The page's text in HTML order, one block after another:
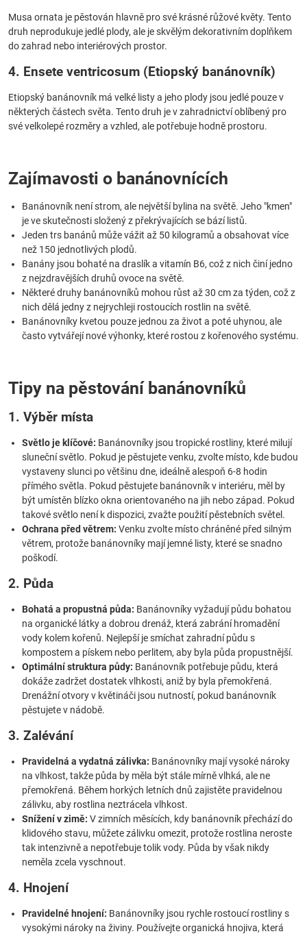
Musa ornata je pěstován hlavně pro své krásné růžové květy. Tento
druh neprodukuje jedlé plody, ale je skvělým dekorativním doplňkem
do zahrad nebo interiérových prostor.
4. Ensete ventricosum (Etiopský banánovník)
Etiopský banánovník má velké listy a jeho plody jsou jedlé pouze v
některých částech světa. Tento druh je v zahradnictví oblíbený pro
své velkolepé rozměry a vzhled, ale potřebuje hodně prostoru.
Zajímavosti o banánovnících
Banánovník není strom, ale největší bylina na světě. Jeho "kmen"
je ve skutečnosti složený z překrývajících se bází listů.
Jeden trs banánů může vážit až 50 kilogramů a obsahovat více
než 150 jednotlivých plodů.
Banány jsou bohaté na draslík a vitamín B6, což z nich činí jedno
z nejzdravějších druhů ovoce na světě.
Některé druhy banánovníků mohou růst až 30 cm za týden, což z
nich dělá jedny z nejrychleji rostoucích rostlin na světě.
Banánovníky kvetou pouze jednou za život a poté uhynou, ale
často vytvářejí nové výhonky, které rostou z kořenového systému.
Tipy na pěstování banánovníků
1. Výběr místa
Světlo je klíčové: Banánovníky jsou tropické rostliny, které milují
sluneční světlo. Pokud je pěstujete venku, zvolte místo, kde budou
vystaveny slunci po většinu dne, ideálně alespoň 6-8 hodin
přímého světla. Pokud pěstujete banánovník v interiéru, měl by
být umístěn blízko okna orientovaného na jih nebo západ. Pokud
takové světlo není k dispozici, zvažte použití pěstebních světel.
Ochrana před větrem: Venku zvolte místo chráněné před silným
větrem, protože banánovníky mají jemné listy, které se snadno
poškodí.
2. Půda
Bohatá a propustná půda: Banánovníky vyžadují půdu bohatou
na organické látky a dobrou drenáž, která zabrání hromadění
vody kolem kořenů. Nejlepší je smíchat zahradní půdu s
kompostem a pískem nebo perlitem, aby byla půda propustnější.
Optimální struktura půdy: Banánovník potřebuje půdu, která
dokáže zadržet dostatek vlhkosti, aniž by byla přemokřená.
Drenážní otvory v květináči jsou nutností, pokud banánovník
pěstujete v nádobě.
3. Zalévání
Pravidelná a vydatná zálivka: Banánovníky mají vysoké nároky
na vlhkost, takže půda by měla být stále mírně vlhká, ale ne
přemokřená. Během horkých letních dnů zajistěte pravidelnou
zálivku, aby rostlina neztrácela vlhkost.
Snížení v zimě: V zimních měsících, kdy banánovník přechází do
klidového stavu, můžete zálivku omezit, protože rostlina neroste
tak intenzivně a nepotřebuje tolik vody. Půda by však nikdy
neměla zcela vyschnout.
4. Hnojení
Pravidelné hnojení: Banánovníky jsou rychle rostoucí rostliny s
vysokými nároky na živiny. Používejte organická hnojiva, která